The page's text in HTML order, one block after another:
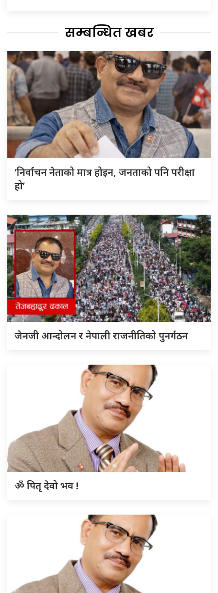
सम्बन्धित खबर
‘निर्वाचन नेताको मात्र होइन, जनताको पनि परीक्षा
हो’
जेनजी आन्दोलन र नेपाली राजनीतिको पुनर्गठन
ॐ पितृ देवो भव !